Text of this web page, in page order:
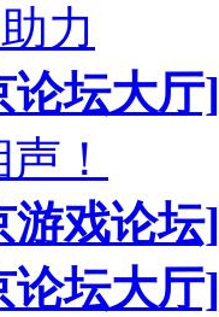
力
论坛大厅]
！
游戏论坛]
论坛大厅]